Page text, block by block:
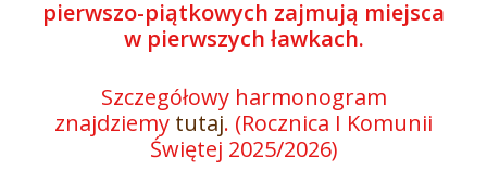
pierwszo-piątkowych zajmują miejsca
w pierwszych ławkach.
Szczegółowy harmonogram
znajdziemy tutaj. (Rocznica I Komunii
Świętej 2025/2026)